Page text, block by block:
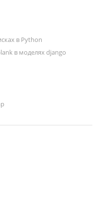
в Python
в моделях django